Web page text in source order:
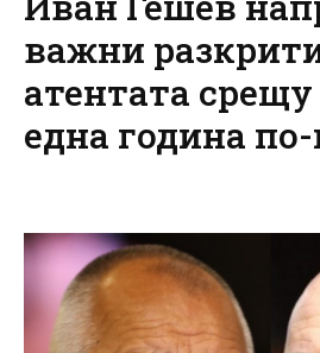
важни
атентата срещу
една година